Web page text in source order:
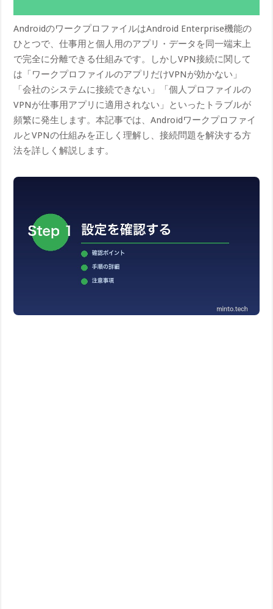
AndroidのワークプロファイルはAndroid Enterprise機能の
ひとつで、仕事用と個人用のアプリ・データを同一端末上
で完全に分離できる仕組みです。しかしVPN接続に関して
は「ワークプロファイルのアプリだけVPNが効かない」
「会社のシステムに接続できない」「個人プロファイルの
VPNが仕事用アプリに適用されない」といったトラブルが
頻繁に発生します。本記事では、Androidワークプロファイ
ルとVPNの仕組みを正しく理解し、接続問題を解決する方
法を詳しく解説します。